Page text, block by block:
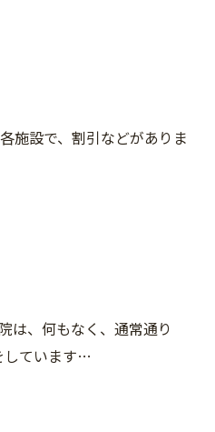
施設で、割引などがありま
は、何もなく、通常通り
しています…